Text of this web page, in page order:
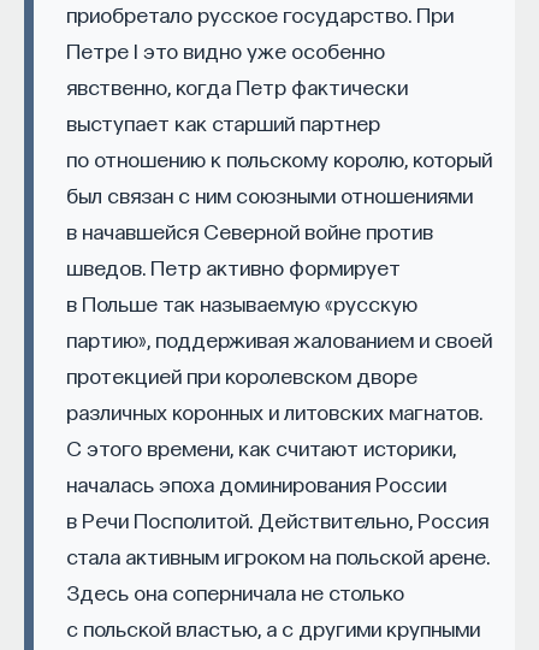
приобретало русское государство. При
Петре I это видно уже особенно
явственно, когда Петр фактически
выступает как старший партнер
по отношению к польскому королю, который
был связан с ним союзными отношениями
в начавшейся Северной войне против
шведов. Петр активно формирует
в Польше так называемую «русскую
партию», поддерживая жалованием и своей
протекцией при королевском дворе
различных коронных и литовских магнатов.
С этого времени, как считают историки,
началась эпоха доминирования России
в Речи Посполитой. Действительно, Россия
стала активным игроком на польской арене.
Здесь она соперничала не столько
с польской властью, а с другими крупными
запущена серия спецпроектов, рассказывающих
о разных индустриях и их устройстве.​
Если у вас есть STEM-образование или опыт
революцию и найти своё место в инновационном
будущем! ​
Заполните анкету и загрузите своё резюме,
https://postnauka.org/link/tal1125_blog1
11/24/2025
НАПИСАТЬ НАМ